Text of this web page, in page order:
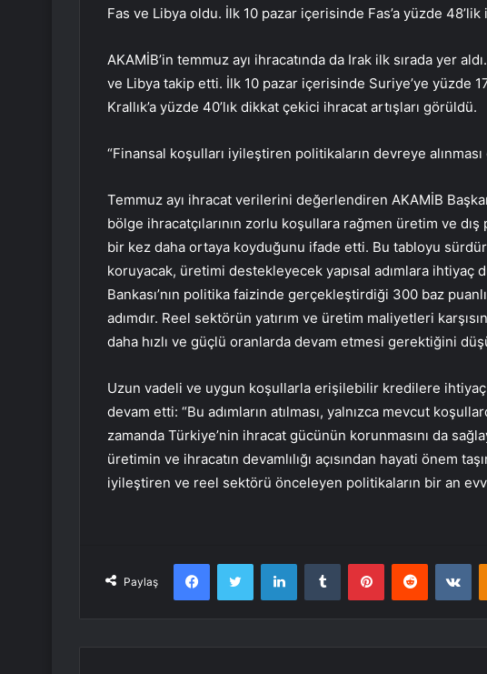
Fas ve Libya oldu. İlk 10 pazar içerisinde Fas’a yüzde 48’lik
AKAMİB’in temmuz ayı ihracatında da Irak ilk sırada yer
ve Libya takip etti. İlk 10 pazar içerisinde Suriye’ye yüzde
Krallık’a yüzde 40’lık dikkat çekici ihracat artışları görüldü.
“Finansal koşulları iyileştiren politikaların devreye
Temmuz ayı ihracat verilerini değerlendiren AKAMİB
bölge ihracatçılarının zorlu koşullara rağmen üretim ve dış
bir kez daha ortaya koyduğunu ifade etti. Bu tabloyu
koruyacak, üretimi destekleyecek yapısal adımlara ihtiyaç
Bankası’nın politika faizinde gerçekleştirdiği 300 baz
adımdır. Reel sektörün yatırım ve üretim maliyetleri
daha hızlı ve güçlü oranlarda devam etmesi gerektiğini
Uzun vadeli ve uygun koşullarla erişilebilir kredilere ihtiyaç
devam etti: “Bu adımların atılması, yalnızca mevcut
zamanda Türkiye’nin ihracat gücünün korunmasını da
üretimin ve ihracatın devamlılığı açısından hayati önem
iyileştiren ve reel sektörü önceleyen politikaların bir an
Paylaş
FacebookTwitter LinkedInTumblr PinterestReddit